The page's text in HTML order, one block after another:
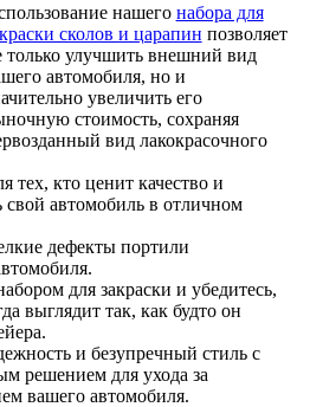
нашего набора для
сколов и царапин позволяет
только улучшить внешний вид
автомобиля, но и
увеличить его
стоимость, сохраняя
вид лакокрасочного
тех, кто ценит качество и
свой автомобиль в отличном
дефекты портили
для закраски и убедитесь,
выглядит так, как будто он
и безупречный стиль с
решением для ухода за
вашего автомобиля.